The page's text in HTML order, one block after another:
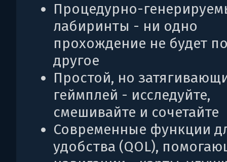
Процедурно-
лабиринты - ни одно
прохождение не будет
другое
Простой, но
геймплей - исследуйте,
смешивайте и сочетайте
Современные функции
удобства (QOL),